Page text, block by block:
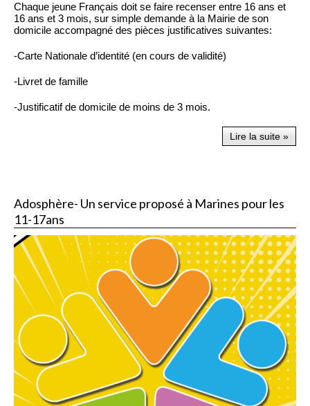
Chaque jeune Français doit se faire recenser entre 16 ans et
16 ans et 3 mois, sur simple demande à la Mairie de son
domicile accompagné des pièces justificatives suivantes:
-Carte Nationale d’identité (en cours de validité)
-Livret de famille
-Justificatif de domicile de moins de 3 mois.
Lire la suite »
Adosphère- Un service proposé à Marines pour les
11-17ans